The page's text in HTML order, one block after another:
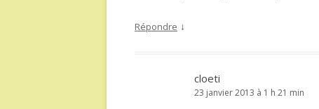
Répondre ↓
cloeti
23 janvier 2013 à 1 h 21 min